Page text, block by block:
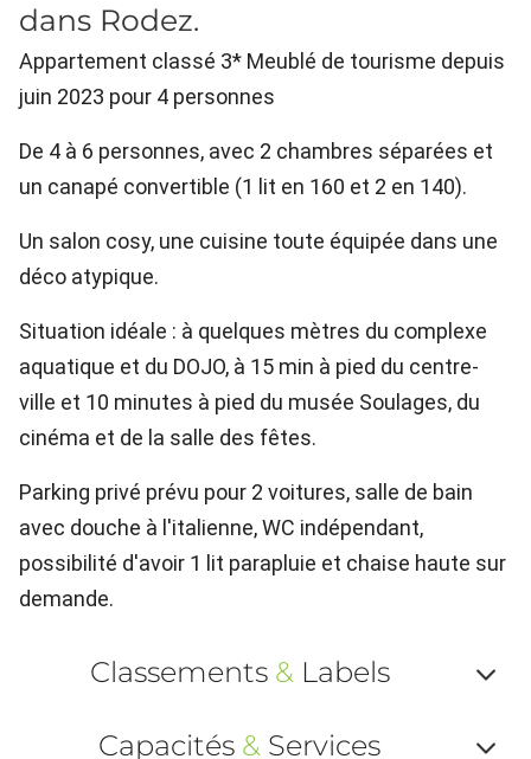
dans Rodez.
Appartement classé 3* Meublé de tourisme depuis
juin 2023 pour 4 personnes
De 4 à 6 personnes, avec 2 chambres séparées et
un canapé convertible (1 lit en 160 et 2 en 140).
Un salon cosy, une cuisine toute équipée dans une
déco atypique.
Situation idéale : à quelques mètres du complexe
aquatique et du DOJO, à 15 min à pied du centre-
ville et 10 minutes à pied du musée Soulages, du
cinéma et de la salle des fêtes.
Parking privé prévu pour 2 voitures, salle de bain
avec douche à l'italienne, WC indépendant,
possibilité d'avoir 1 lit parapluie et chaise haute sur
demande.
Classements & Labels
Capacités & Services